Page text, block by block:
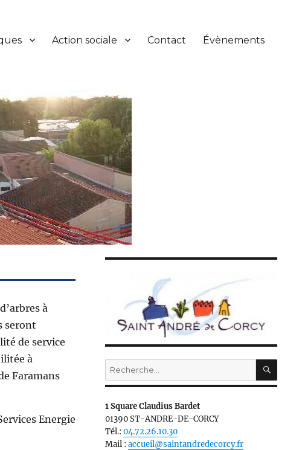
Action sociale Contact Évènements
à
seront
de service
à
Faramans
Energie
Recherche
pour :
1 Square Claudius Bardet
01390 ST-ANDRE-DE-CORCY
Tél.:04.72.26.10.30
Mail :accueil@saintandredecorcy.fr